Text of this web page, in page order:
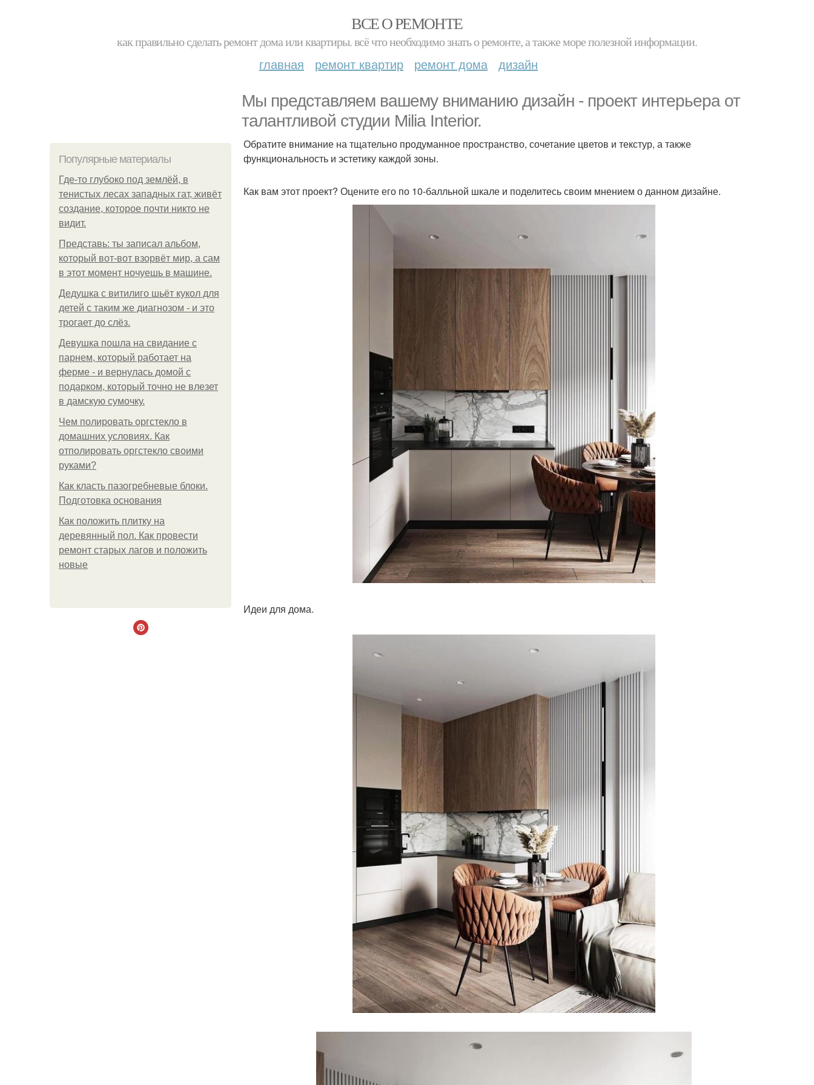
ВСЕ О РЕМОНТЕ
как правильно сделать ремонт дома или квартиры. всё что необходимо знать о ремонте, а также море полезной информации.
главная ремонт квартир ремонт дома дизайн
Мы представляем вашему вниманию дизайн - проект интерьера от
талантливой студии Milia Interior.
Популярные материалы
Где-то глубоко под землёй, в
тенистых лесах западных гат, живёт
создание, которое почти никто не
видит.
Представь: ты записал альбом,
который вот-вот взорвёт мир, а сам
в этот момент ночуешь в машине.
Дедушка с витилиго шьёт кукол для
детей с таким же диагнозом - и это
трогает до слёз.
Девушка пошла на свидание с
парнем, который работает на
ферме - и вернулась домой с
подарком, который точно не влезет
в дамскую сумочку.
Чем полировать оргстекло в
домашних условиях. Как
отполировать оргстекло своими
руками?
Как класть пазогребневые блоки.
Подготовка основания
Как положить плитку на
деревянный пол. Как провести
ремонт старых лагов и положить
новые
Обратите внимание на тщательно продуманное пространство, сочетание цветов и текстур, а также
функциональность и эстетику каждой зоны.
Как вам этот проект? Оцените его по 10-балльной шкале и поделитесь своим мнением о данном дизайне.
Идеи для дома.